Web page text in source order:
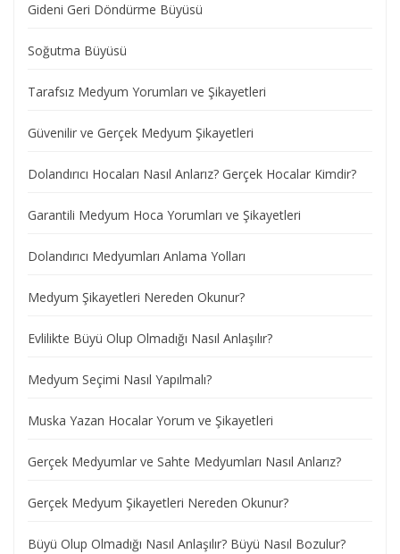
Gideni Geri Döndürme Büyüsü
Soğutma Büyüsü
Tarafsız Medyum Yorumları ve Şikayetleri
Güvenilir ve Gerçek Medyum Şikayetleri
Dolandırıcı Hocaları Nasıl Anlarız? Gerçek Hocalar Kimdir?
Garantili Medyum Hoca Yorumları ve Şikayetleri
Dolandırıcı Medyumları Anlama Yolları
Medyum Şikayetleri Nereden Okunur?
Evlilikte Büyü Olup Olmadığı Nasıl Anlaşılır?
Medyum Seçimi Nasıl Yapılmalı?
Muska Yazan Hocalar Yorum ve Şikayetleri
Gerçek Medyumlar ve Sahte Medyumları Nasıl Anlarız?
Gerçek Medyum Şikayetleri Nereden Okunur?
Büyü Olup Olmadığı Nasıl Anlaşılır? Büyü Nasıl Bozulur?